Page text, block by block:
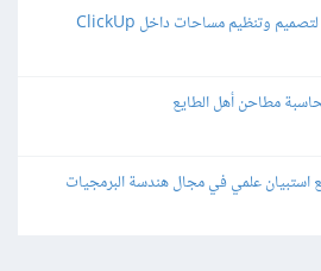
مطاحن أهل الطايع
علمي في مجال هندسة البرمجيات